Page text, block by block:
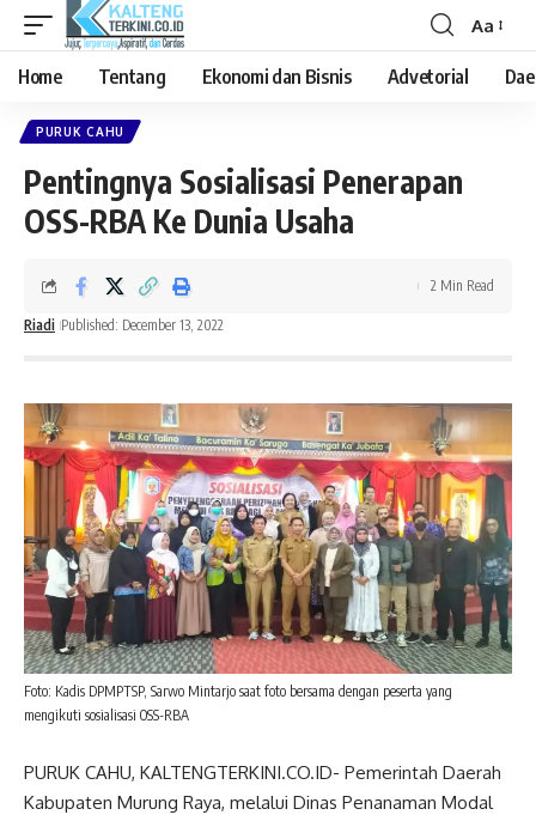
Font
Resizer
Aa
Home Tentang Ekonomi dan Bisnis Advetorial
PURUK CAHU
Pentingnya Sosialisasi Penerapan
OSS-RBA Ke Dunia Usaha
Riadi Published: December 13, 2022
2 Min Read
Foto: Kadis DPMPTSP, Sarwo Mintarjo saat foto bersama dengan peserta yang
mengikuti sosialisasi OSS-RBA
PURUK CAHU, KALTENGTERKINI.CO.ID- Pemerintah Daerah
Kabupaten Murung Raya, melalui Dinas Penanaman Modal